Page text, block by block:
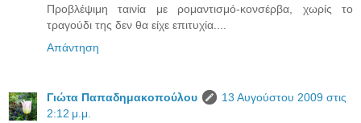
Προβλέψιμη ταινία με ρομαντισμό-κονσέρβα, χωρίς το
τραγούδι της δεν θα είχε επιτυχία....
Απάντηση
Γιώτα Παπαδημακοπούλου
13 Αυγούστου 2009 στις
2:12 μ.μ.